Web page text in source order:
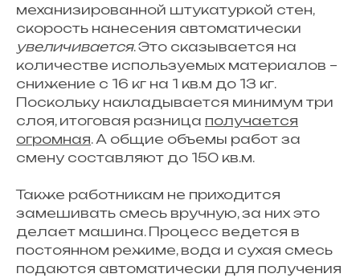
механизированной штукатуркой стен,
скорость нанесения автоматически
увеличивается. Это сказывается на
количестве используемых материалов –
снижение с 16 кг на 1 кв.м до 13 кг.
Поскольку накладывается минимум три
слоя, итоговая разница получается
огромная. А общие объемы работ за
смену составляют до 150 кв.м.
Также работникам не приходится
замешивать смесь вручную, за них это
делает машина. Процесс ведется в
постоянном режиме, вода и сухая смесь
подаются автоматически для получения